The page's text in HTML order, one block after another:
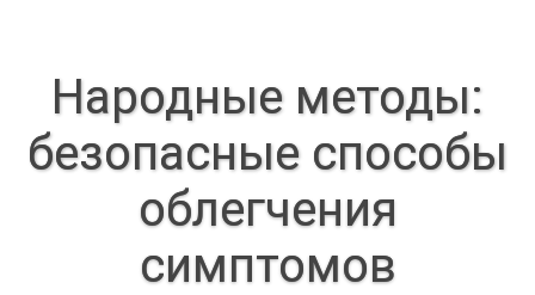
Народные методы:
безопасные способы
облегчения
симптомов